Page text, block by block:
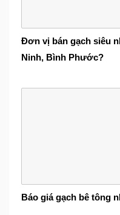
Đơn vị bán gạch siêu
Ninh, Bình Phước?
Báo giá gạch bê tông